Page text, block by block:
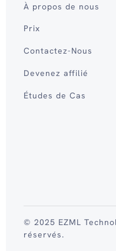
À propos de nous
Prix
Contactez-Nous
Devenez affilié
Études de Cas
© 2025 EZML
réservés.